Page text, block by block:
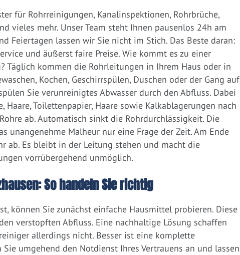
für Rohrreinigungen, Kanalinspektionen, Rohrbrüche,
vieles mehr. Unser Team steht Ihnen pausenlos 24h am
Feiertagen lassen wir Sie nicht im Stich. Das Beste daran:
und äußerst faire Preise. Wie kommt es zu einer
Täglich kommen die Rohrleitungen in Ihrem Haus oder in
Kochen, Geschirrspülen, Duschen oder der Gang auf
Sie verunreinigtes Abwasser durch den Abfluss. Dabei
Haare, Toilettenpapier, Haare sowie Kalkablagerungen nach
ab. Automatisch sinkt die Rohrdurchlässigkeit. Die
unangenehme Malheur nur eine Frage der Zeit. Am Ende
ab. Es bleibt in der Leitung stehen und macht die
vorrübergehend unmöglich.
So handeln Sie richtig
können Sie zunächst einfache Hausmittel probieren. Diese
verstopften Abfluss. Eine nachhaltige Lösung schaffen
allerdings nicht. Besser ist eine komplette
umgehend den Notdienst Ihres Vertrauens an und lassen